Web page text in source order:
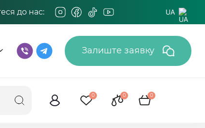
до нас: UA
Залиште заявку
0 0 0